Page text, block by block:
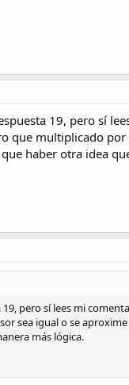
19, pero sí
multiplicado
haber otra idea
pero sí lees mi
sea igual o se
más lógica.